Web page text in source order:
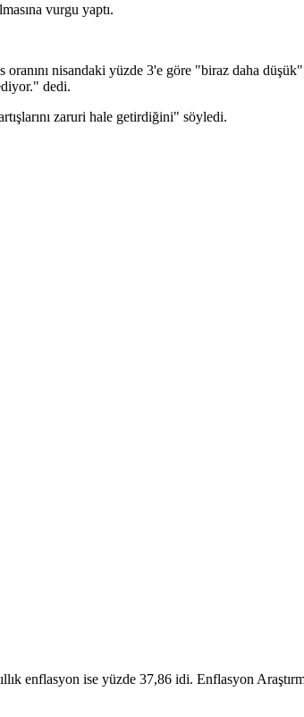
vurgu yaptı.
nisandaki yüzde 3'e göre "biraz daha
dedi.
zaruri hale getirdiğini" söyledi.
enflasyon ise yüzde 37,86 idi. Enflasyon